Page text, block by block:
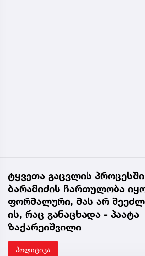
ტყვეთა გაცვლის პროცესში
ბარამიძის ჩართულობა
ფორმალური, მას არ
ის, რაც განაცხადა - პაატა
ზაქარეიშვილი
პოლიტიკა